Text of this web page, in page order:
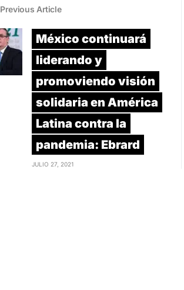
Previous Article
México continuará
liderando y
promoviendo visión
solidaria en América
Latina contra la
pandemia: Ebrard
JULIO 27, 2021